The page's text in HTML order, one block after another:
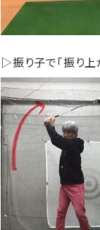
▷振り子で「振り上